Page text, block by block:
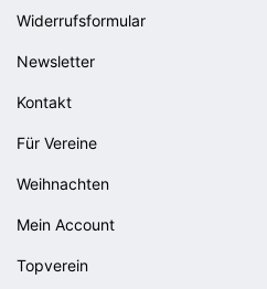
Widerrufsformular
Newsletter
Kontakt
Für Vereine
Weihnachten
Mein Account
Topverein